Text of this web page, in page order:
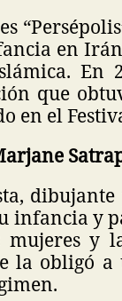
en
que
en el
infancia y
mujeres y
la obligó